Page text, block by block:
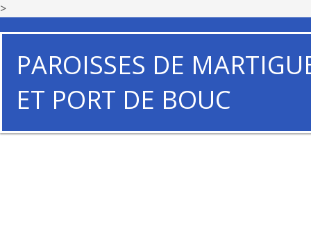
>
PAROISSES DE
ET PORT DE BOUC